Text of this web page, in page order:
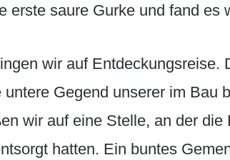
erste saure Gurke und fand es
wir auf Entdeckungsreise.
Gegend unserer im Bau
wir auf eine Stelle, an der die
hatten. Ein buntes